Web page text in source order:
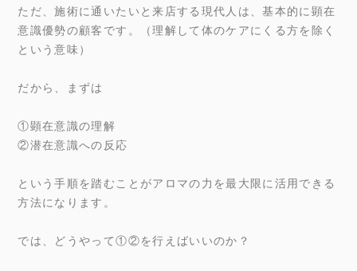
ただ、施術に通いたいと来店する現代人は、基本的に顕在
意識優勢の顧客です。（理解して体のケアにくる方を除く
という意味）
だから、まずは
①顕在意識の理解
②潜在意識への反応
という手順を踏むことがアロマの力を最大限に活用できる
方法になります。
では、どうやって①②を行えばいいのか？